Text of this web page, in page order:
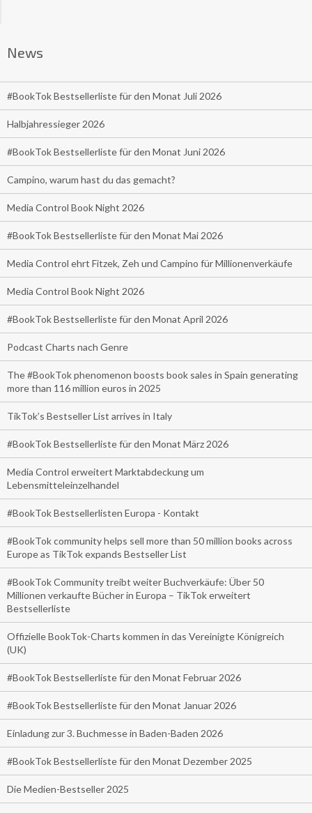
News
#BookTok Bestsellerliste für den Monat Juli 2026
Halbjahressieger 2026
#BookTok Bestsellerliste für den Monat Juni 2026
Campino, warum hast du das gemacht?
Media Control Book Night 2026
#BookTok Bestsellerliste für den Monat Mai 2026
Media Control ehrt Fitzek, Zeh und Campino für Millionenverkäufe
Media Control Book Night 2026
#BookTok Bestsellerliste für den Monat April 2026
Podcast Charts nach Genre
The #BookTok phenomenon boosts book sales in Spain generating
more than 116 million euros in 2025
TikTok’s Bestseller List arrives in Italy
#BookTok Bestsellerliste für den Monat März 2026
Media Control erweitert Marktabdeckung um
Lebensmitteleinzelhandel
#BookTok Bestsellerlisten Europa - Kontakt
#BookTok community helps sell more than 50 million books across
Europe as TikTok expands Bestseller List
#BookTok Community treibt weiter Buchverkäufe: Über 50
Millionen verkaufte Bücher in Europa – TikTok erweitert
Bestsellerliste
Offizielle BookTok-Charts kommen in das Vereinigte Königreich
(UK)
#BookTok Bestsellerliste für den Monat Februar 2026
#BookTok Bestsellerliste für den Monat Januar 2026
Einladung zur 3. Buchmesse in Baden-Baden 2026
#BookTok Bestsellerliste für den Monat Dezember 2025
Die Medien-Bestseller 2025